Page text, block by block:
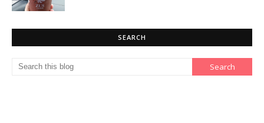
SEARCH